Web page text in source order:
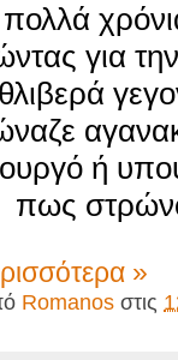
για
ή
πως
»
Romanos στις